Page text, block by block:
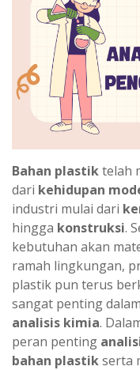
Bahan plastiktelah
dari kehidupan
industri mulai dari
hingga konstruksi.
kebutuhan akan
ramah lingkungan,
plastik pun terus
sangat penting
analisis kimia.
peran penting
bahan plastikserta